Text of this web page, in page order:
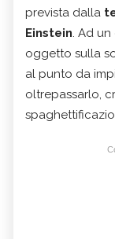
prevista dalla
Einstein. Ad
oggetto sulla
al punto da
oltrepassarlo,